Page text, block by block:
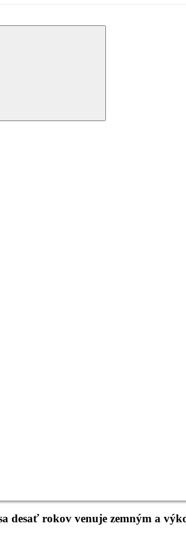
desať rokov venuje zemným a